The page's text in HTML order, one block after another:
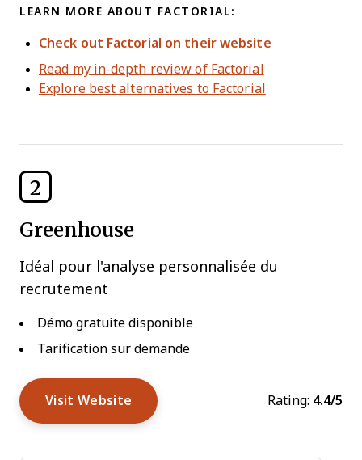
LEARN MORE ABOUT FACTORIAL:
Check out Factorial on their website
Read my in-depth review of Factorial
Explore best alternatives to Factorial
2
Greenhouse
Idéal pour l'analyse personnalisée du
recrutement
Démo gratuite disponible
Tarification sur demande
Visit Website Rating: 4.4/5